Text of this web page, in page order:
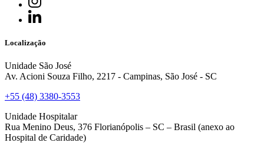
Localização
Unidade São José
Av. Acioni Souza Filho, 2217 - Campinas, São José - SC
+55 (48) 3380-3553
Unidade Hospitalar
Rua Menino Deus, 376 Florianópolis – SC – Brasil (anexo ao
Hospital de Caridade)